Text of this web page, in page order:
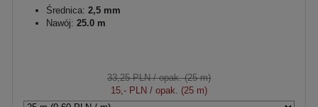
Średnica: 2,5 mm
Nawój: 25.0 m
33,25 PLN/ opak. (25 m)
15,- PLN / opak. (25 m)